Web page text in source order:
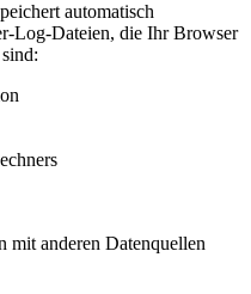
automatisch
Log-Dateien, die Ihr Browser
mit anderen Datenquellen